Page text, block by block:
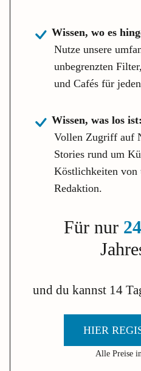
Wissen, wo es
Nutze unsere
unbegrenzten
und Cafés für
Wissen, was los ist:
Vollen Zugriff auf
Stories rund um
Köstlichkeiten von
Redaktion.
Für nur
und du kannst 14
HIER
Alle Preise